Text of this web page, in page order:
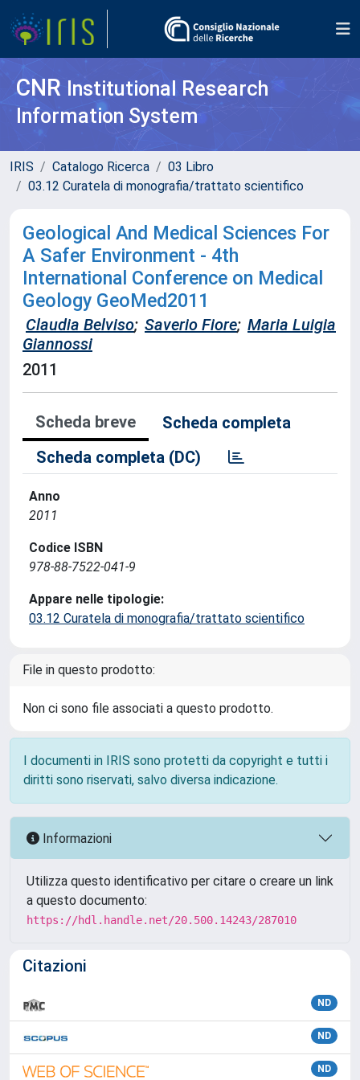
CNR Institutional Research
Information System
IRIS Catalogo Ricerca
03 Libro
03.12 Curatela di monografia/trattato scientifico
Geological And Medical Sciences For
A Safer Environment - 4th
International Conference on Medical
Geology GeoMed2011
Claudia Belviso; Saverio Fiore; Maria Luigia
Giannossi
2011
Scheda breve
Scheda completa
Scheda completa (DC)
Anno
2011
Codice ISBN
978-88-7522-041-9
Appare nelle tipologie:
03.12 Curatela di monografia/trattato scientifico
File in questo prodotto:
Non ci sono file associati a questo prodotto.
I documenti in IRIS sono protetti da copyright e tutti i
diritti sono riservati, salvo diversa indicazione.
Informazioni
Utilizza questo identificativo per citare o creare un link
a questo documento:
https://hdl.handle.net/20.500.14243/287010
Citazioni
ND
ND
ND